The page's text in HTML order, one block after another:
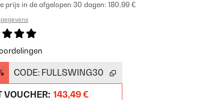
prijs in de afgelopen 30 dagen: 180,99 €
CODE: FULLSWING30
VOUCHER: 143,49 €